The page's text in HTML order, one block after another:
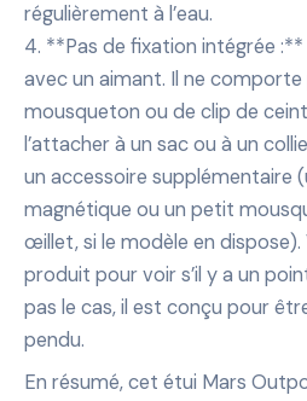
régulièrement à l’eau.
4. **Pas de fixation intégrée
avec un aimant. Il ne comporte
mousqueton ou de clip de
l’attacher à un sac ou à un
un accessoire supplémentaire
magnétique ou un petit
œillet, si le modèle en
produit pour voir s’il y a un
pas le cas, il est conçu pour
pendu.
En résumé, cet étui Mars